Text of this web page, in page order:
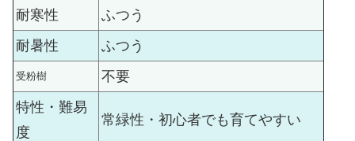
耐寒性
ふつう
耐暑性
ふつう
受粉樹
不要
特性・難易
度
常緑性・初心者でも育てやすい